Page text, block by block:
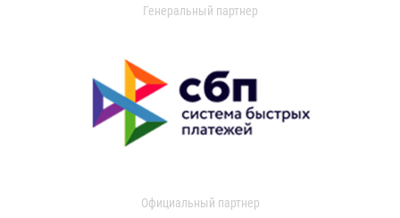
Генеральный партнер
Официальный партнер